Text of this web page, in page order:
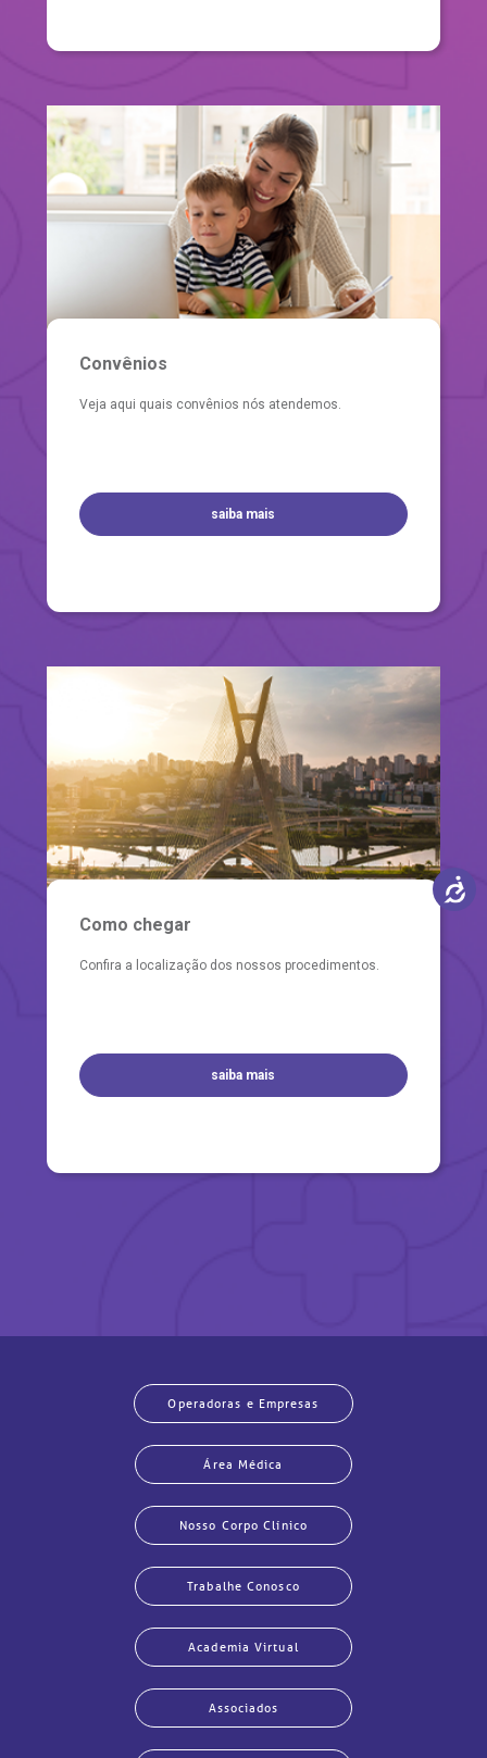
Convênios
Veja aqui quais convênios nós atendemos.
saiba mais
Como chegar
Confira a localização dos nossos procedimentos.
saiba mais
Operadoras e Empresas
Área Médica
Nosso Corpo Clínico
Trabalhe Conosco
Academia Virtual
Associados